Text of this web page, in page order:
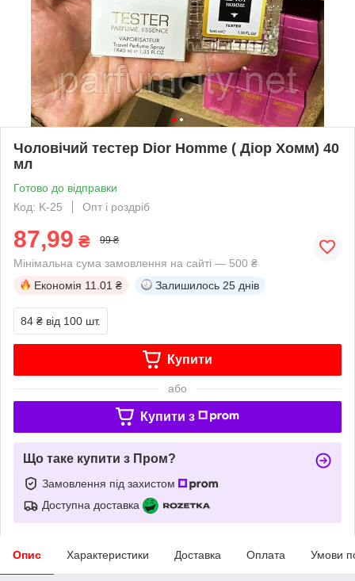
Чоловічий тестер Dior Homme ( Діор Хомм) 40
мл
Готово до відправки
Код: K-25
Опт і роздріб
87,99 ₴ 99 ₴
Мінімальна сума замовлення на сайті — 500 ₴
Економія 11.01 ₴ Залишилось 25 днів
84 ₴ від 100 шт.
Купити
або
Купити з
Що таке купити з Пром?
Замовлення під захистом
Доступна доставка
Опис Характеристики Доставка Оплата Умови